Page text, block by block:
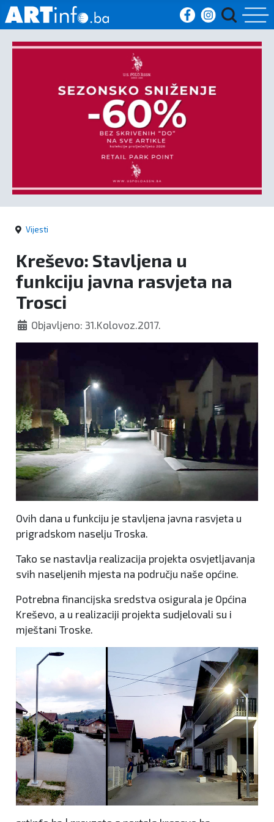
Početna
Vijesti
Crna
kronika
Politika
Zanimljivosti
Vijesti
Kreševo: Stavljena u
funkciju javna rasvjeta na
Trosci
Objavljeno: 31.Kolovoz.2017.
Ovih dana u funkciju je stavljena javna rasvjeta u
prigradskom naselju Troska.
Tako se nastavlja realizacija projekta osvjetljavanja
svih naseljenih mjesta na području naše općine.
Potrebna financijska sredstva osigurala je Općina
Kreševo, a u realizaciji projekta sudjelovali su i
mještani Troske.